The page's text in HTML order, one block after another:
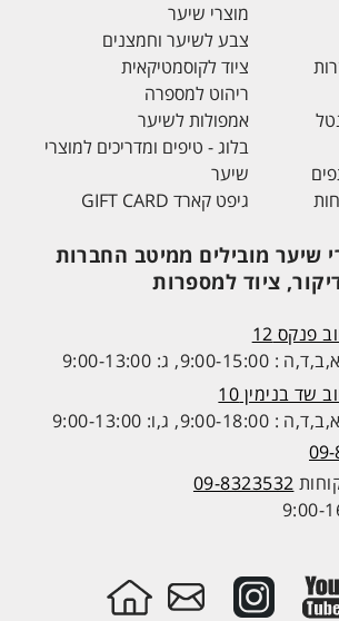
מוצרי שיער
צבע לשיער וחמצנים
ציוד לקוסמטיקאית
ריהוט למספרה
אמפולות לשיער
בלוג - טיפים ומדריכים למוצרי
שיער
גיפט קארד GIFT CARD
שיער מובילים ממיטב החברות
ציוד למספרות
פנקס 12
ג: 9:00-13:00
שד בנימין 10
ג,ו: 9:00-13:00
09-8323532